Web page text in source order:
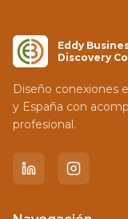
Eddy
Discovery
Diseño conexiones
y España con
profesional.